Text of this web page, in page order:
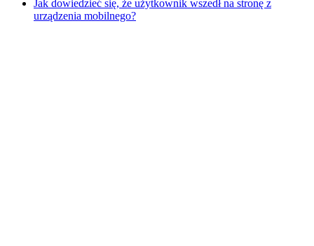
Jak dowiedzieć się, że użytkownik wszedł na stronę z
urządzenia mobilnego?